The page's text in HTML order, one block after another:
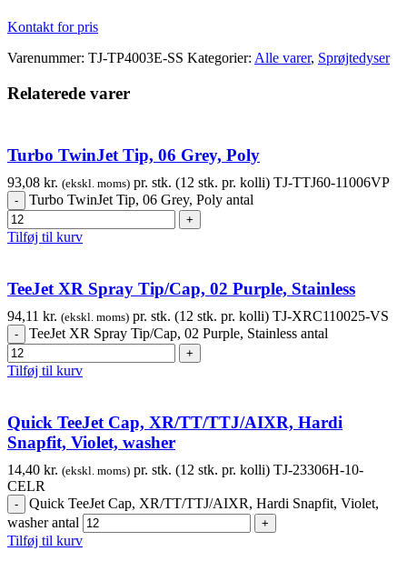
Kontakt for pris
Varenummer: TJ-TP4003E-SS Kategorier: Alle varer, Sprøjtedyser
Relaterede varer
Turbo TwinJet Tip, 06 Grey, Poly
93,08 kr. (ekskl. moms) pr. stk. (12 stk. pr. kolli) TJ-TTJ60-11006VP
Turbo TwinJet Tip, 06 Grey, Poly antal
Tilføj til kurv
TeeJet XR Spray Tip/Cap, 02 Purple, Stainless
94,11 kr. (ekskl. moms) pr. stk. (12 stk. pr. kolli) TJ-XRC110025-VS
TeeJet XR Spray Tip/Cap, 02 Purple, Stainless antal
Tilføj til kurv
Quick TeeJet Cap, XR/TT/TTJ/AIXR, Hardi
Snapfit, Violet, washer
14,40 kr. (ekskl. moms) pr. stk. (12 stk. pr. kolli) TJ-23306H-10-
CELR
Quick TeeJet Cap, XR/TT/TTJ/AIXR, Hardi Snapfit, Violet,
washer antal
Tilføj til kurv